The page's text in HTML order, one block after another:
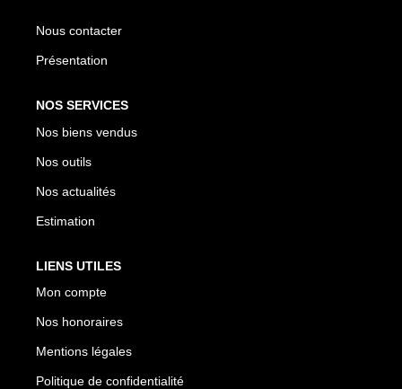
Nous contacter
Présentation
NOS SERVICES
Nos biens vendus
Nos outils
Nos actualités
Estimation
LIENS UTILES
Mon compte
Nos honoraires
Mentions légales
Politique de confidentialité